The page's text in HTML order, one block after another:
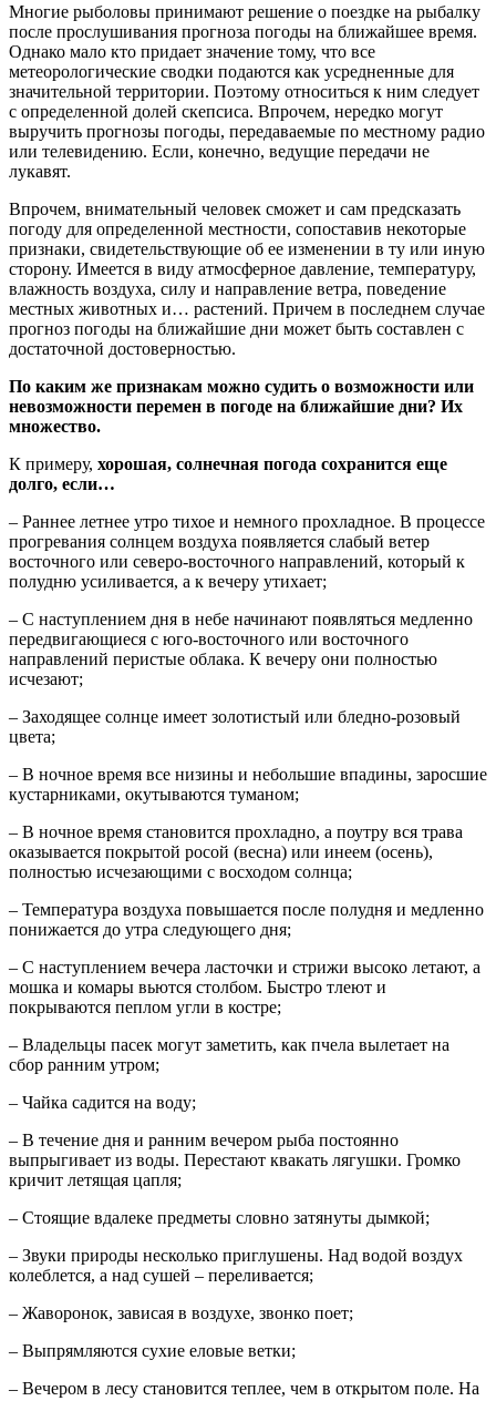
Многие рыболовы принимают решение о поездке на рыбалку
после прослушивания прогноза погоды на ближайшее время.
Однако мало кто придает значение тому, что все
метеорологические сводки подаются как усредненные для
значительной территории. Поэтому относиться к ним следует
с определенной долей скепсиса. Впрочем, нередко могут
выручить прогнозы погоды, передаваемые по местному радио
или телевидению. Если, конечно, ведущие передачи не
лукавят.
Впрочем, внимательный человек сможет и сам предсказать
погоду для определенной местности, сопоставив некоторые
признаки, свидетельствующие об ее изменении в ту или иную
сторону. Имеется в виду атмосферное давление, температуру,
влажность воздуха, силу и направление ветра, поведение
местных животных и… растений. Причем в последнем случае
прогноз погоды на ближайшие дни может быть составлен с
достаточной достоверностью.
По каким же признакам можно судить о возможности или
невозможности перемен в погоде на ближайшие дни? Их
множество.
К примеру, хорошая, солнечная погода сохранится еще
долго, если…
– Раннее летнее утро тихое и немного прохладное. В процессе
прогревания солнцем воздуха появляется слабый ветер
восточного или северо-восточного направлений, который к
полудню усиливается, а к вечеру утихает;
– С наступлением дня в небе начинают появляться медленно
передвигающиеся с юго-восточного или восточного
направлений перистые облака. К вечеру они полностью
исчезают;
– Заходящее солнце имеет золотистый или бледно-розовый
цвета;
– В ночное время все низины и небольшие впадины, заросшие
кустарниками, окутываются туманом;
– В ночное время становится прохладно, а поутру вся трава
оказывается покрытой росой (весна) или инеем (осень),
полностью исчезающими с восходом солнца;
– Температура воздуха повышается после полудня и медленно
понижается до утра следующего дня;
– С наступлением вечера ласточки и стрижи высоко летают, а
мошка и комары вьются столбом. Быстро тлеют и
покрываются пеплом угли в костре;
– Владельцы пасек могут заметить, как пчела вылетает на
сбор ранним утром;
– Чайка садится на воду;
– В течение дня и ранним вечером рыба постоянно
выпрыгивает из воды. Перестают квакать лягушки. Громко
кричит летящая цапля;
– Стоящие вдалеке предметы словно затянуты дымкой;
– Звуки природы несколько приглушены. Над водой воздух
колеблется, а над сушей – переливается;
– Жаворонок, зависая в воздухе, звонко поет;
– Выпрямляются сухие еловые ветки;
– Вечером в лесу становится теплее, чем в открытом поле. На